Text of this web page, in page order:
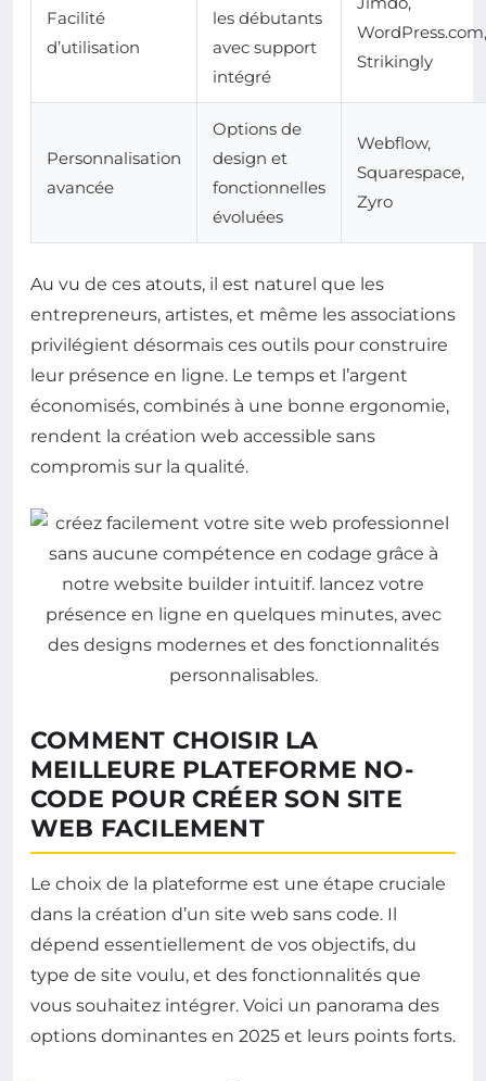
Facilité
d’utilisation
les débutants
avec support
intégré
WordPress.com,
Strikingly
Personnalisation
avancée
Options de
design et
fonctionnelles
évoluées
Webflow,
Squarespace,
Zyro
Au vu de ces atouts, il est naturel que les
entrepreneurs, artistes, et même les associations
privilégient désormais ces outils pour construire
leur présence en ligne. Le temps et l’argent
économisés, combinés à une bonne ergonomie,
rendent la création web accessible sans
compromis sur la qualité.
COMMENT CHOISIR LA
MEILLEURE PLATEFORME NO-
CODE POUR CRÉER SON SITE
WEB FACILEMENT
Le choix de la plateforme est une étape cruciale
dans la création d’un site web sans code. Il
dépend essentiellement de vos objectifs, du
type de site voulu, et des fonctionnalités que
vous souhaitez intégrer. Voici un panorama des
options dominantes en 2025 et leurs points forts.